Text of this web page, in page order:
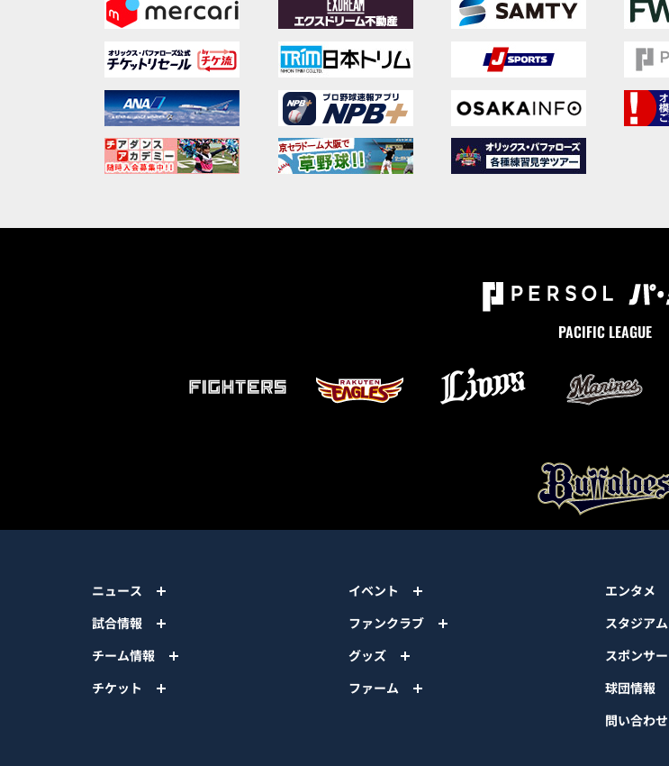
PACIFIC LEAGUE
ニュース
試合情報
チーム情報
チケット
イベント
ファンクラブ
グッズ
ファーム
エンタメ
スタジアム
スポンサー
球団情報
問い合わせ